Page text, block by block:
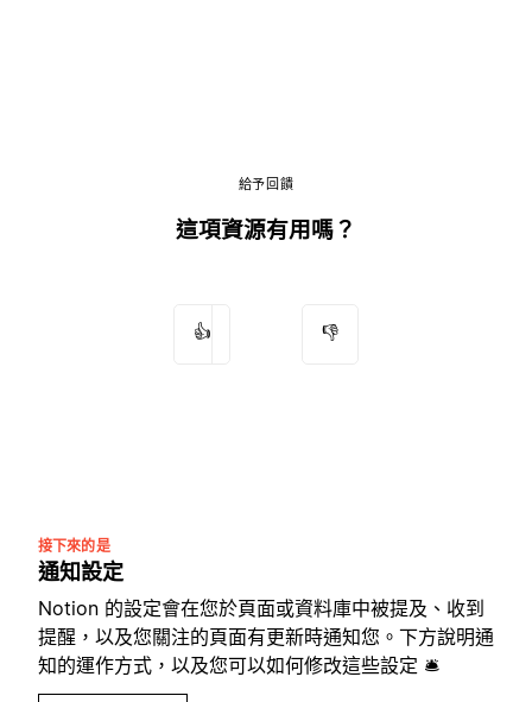
給予回饋
這項資源有用嗎？
👍 👎
接下來的是
通知設定
Notion 的設定會在您於頁面或資料庫中被提及、收到
提醒，以及您關注的頁面有更新時通知您。下方說明通
知的運作方式，以及您可以如何修改這些設定 🛎